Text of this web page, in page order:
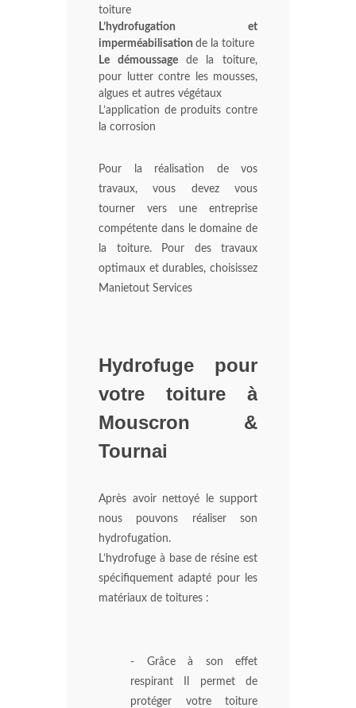
toiture
L’hydrofugation et
imperméabilisation de la toiture
Le démoussage de la toiture,
pour lutter contre les mousses,
algues et autres végétaux
L’application de produits contre
la corrosion
Pour la réalisation de vos
travaux, vous devez vous
tourner vers une entreprise
compétente dans le domaine de
la toiture. Pour des travaux
optimaux et durables, choisissez
Manietout Services
Hydrofuge pour
votre toiture à
Mouscron &
Tournai
Après avoir nettoyé le support
nous pouvons réaliser son
hydrofugation.
L’hydrofuge à base de résine est
spécifiquement adapté pour les
matériaux de toitures :
- Grâce à son effet
respirant Il permet de
protéger votre toiture